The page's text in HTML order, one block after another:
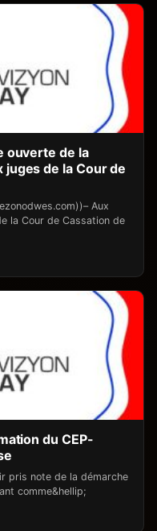
ouverte de la
juges de la Cour de
Aux
la Cour de Cassation de
du CEP-
pris note de la démarche
comme&hellip;